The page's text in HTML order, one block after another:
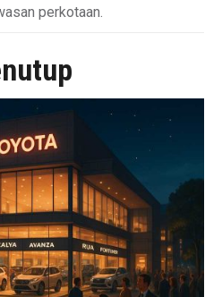
perkotaan.